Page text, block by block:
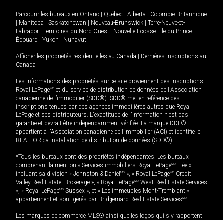
Parcourir les bureaux en Ontario Québec Alberta
Colombie-Britannique
Manitoba Saskatchewan Nouveau-Brunswick
Terre-Neuve-et-
Labrador
Territoires du Nord-Ouest Nouvelle-Écosse
Île-du-Prince-
Édouard
Yukon Nunavut
Afficher les propriétés résidentielles au Canada
Dernières inscriptions au
Canada
Les informations des propriétés sur ce site proviennent des inscriptions
Royal LePageMD et du service de distribution de données de l'Association
canadienne de l’immobilier (SDD®). SDD® met en référence des
inscriptions tenues par des agences immobilières autres que Royal
LePage et ses distributeurs. L'exactitude de l'information n'est pas
garantie et devrait être indépendamment vérifiée. La marque DDF®
appartient à l'Association canadienne de l’immobilier (ACI) et identifie le
REALTOR.ca Installation de distribution de données (SDD®).
*Tous les bureaux sont des propriétés indépendantes. Les bureaux
comprenant la mention « Services immobiliers Royal LePageMD Ltée »,
incluant sa division « Johnston & Daniel MD », « Royal LePageMD Credit
Valley Real Estate, Brokerage », « Royal LePageMD West Real Estate Services
», « Royal LePageMD Sussex », et « Les immeubles Mont-Tremblant »
appartiennent et sont gérés par Bridgemarq Real Estate ServicesMD.
Les marques de commerce MLS® ainsi que les logos qui s'y rapportent